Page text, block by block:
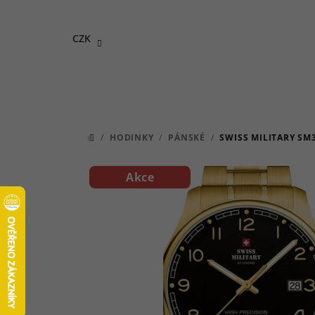
CZK
DOMŮ
/ HODINKY / PÁNSKÉ / SWISS MILITARY
Akce